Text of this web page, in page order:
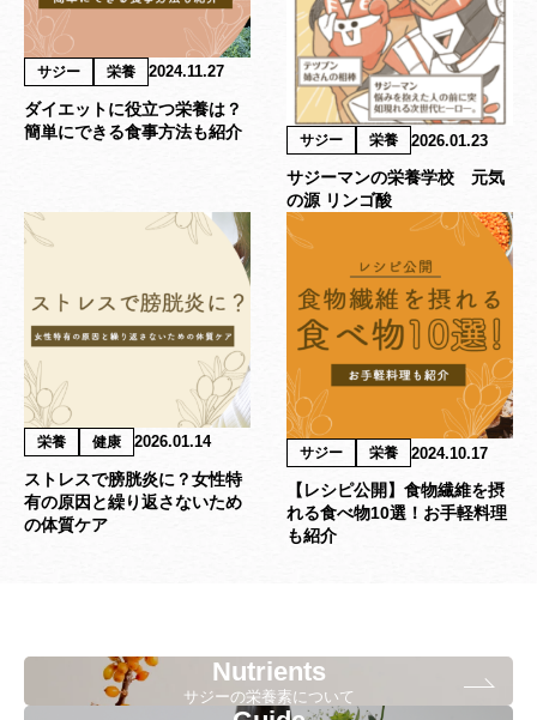
Recommend Column
サジー 栄養 2024.11.27
ダイエットに役立つ栄養は？
簡単にできる食事方法も紹介
サジー 栄養 2026.01.23
サジーマンの栄養学校 元気
の源 リンゴ酸
栄養 健康 2026.01.14
ストレスで膀胱炎に？女性特
有の原因と繰り返さないため
の体質ケア
サジー 栄養 2024.10.17
【レシピ公開】食物繊維を摂
れる食べ物10選！お手軽料理
も紹介
Nutrients
サジーの栄養素について